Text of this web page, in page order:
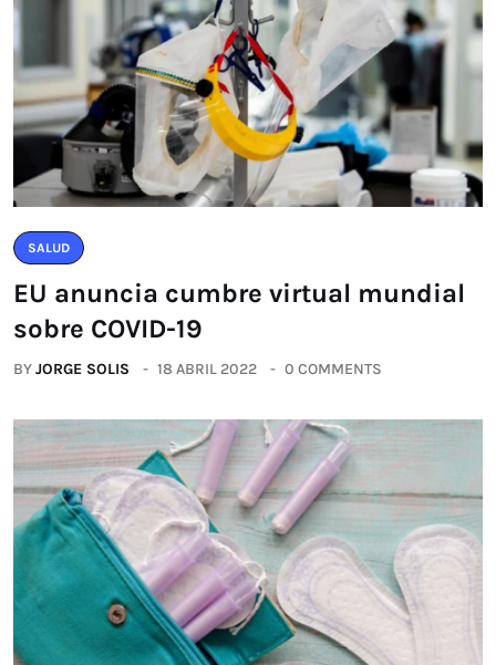
SALUD
EU anuncia cumbre virtual mundial
sobre COVID-19
BYJORGE SOLIS 18 ABRIL 2022 0 COMMENTS